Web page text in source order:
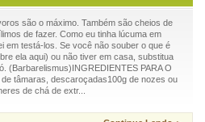
são o máximo. Também são cheios de
de fazer. Como eu tinha lúcuma em
em testá-los. Se você não souber o que é
ela aqui) ou não tiver em casa, substitua
(Barbarelismus)INGREDIENTES PARA O
de tâmaras, descaroçadas100g de nozes ou
de chá de extr...